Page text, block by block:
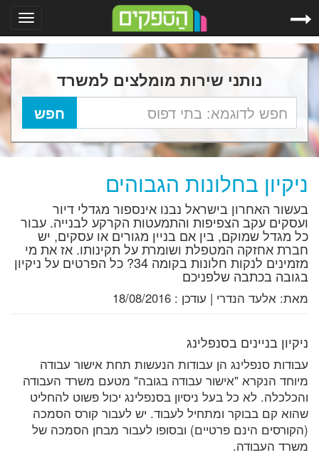
נותני שירות מומלצים למשרד
ניקיון בחלונות הגבוהים
בעשור האחרון בישראל נבנו אינספור מגדלי דיור
ועסקים עקב הצפיפות והתמעטות הקרקע לבנייה. עבור
כל מגדל שמוקם, בין אם בניין מגורים או עסקים, יש
חברת אחזקה המטפלת ושומרת על תקינותו. אז את מי
מזמינים לנקות חלונות בקומה 34? כל הפרטים על ניקיון
בגובה בכתבה שלפניכם
מאת: אלעד הנדרי | עודכן : 18/08/2016
ניקיון בניינים בסנפלינג
עבודות סנפלינג הן עבודות הנעשות תחת אישור עבודה
מיוחד הנקרא "אישור עבודה בגובה" מטעם משרד העבודה
והכלכלה. לא כל בעל ניסיון בסנפלינג יכול פשוט להחליט
שהוא קם בבוקר ומתחיל לעבוד. יש לעבור קורס הסמכה
(הקורסים הינם פרטיים) ובסופו לעבור מבחן הסמכה של
משרד העבודה.